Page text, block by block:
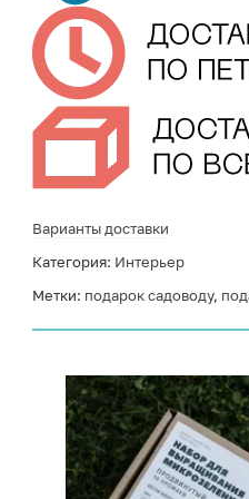
Варианты доставки
Категория: Интерьер
Метки: подарок садоводу,